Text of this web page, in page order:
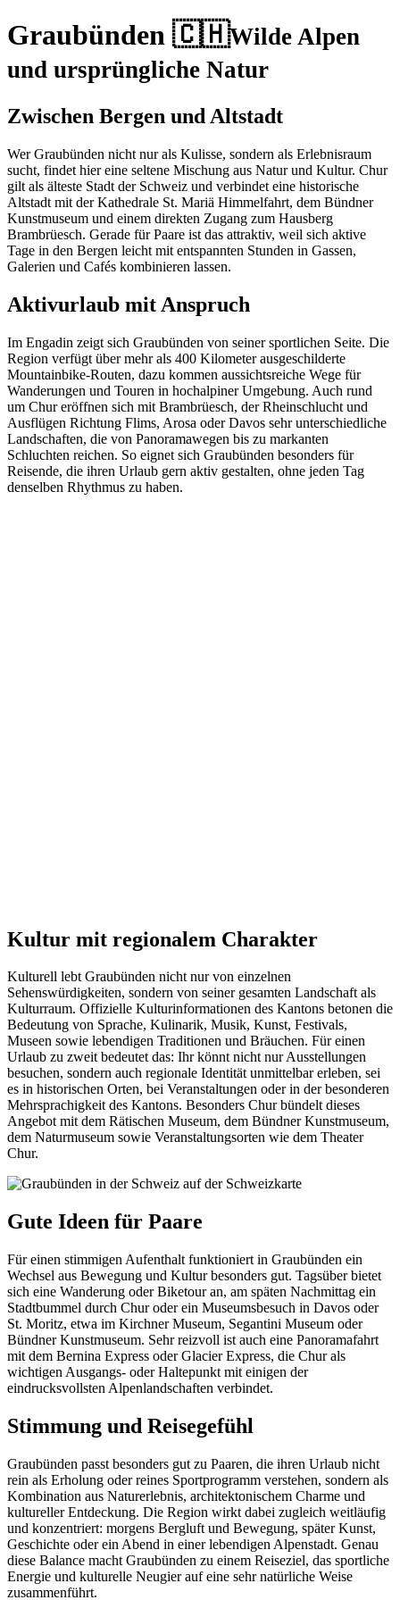
Graubünden 🇨🇭Wilde Alpen
und ursprüngliche Natur
Zwischen Bergen und Altstadt
Wer Graubünden nicht nur als Kulisse, sondern als Erlebnisraum
sucht, findet hier eine seltene Mischung aus Natur und Kultur. Chur
gilt als älteste Stadt der Schweiz und verbindet eine historische
Altstadt mit der Kathedrale St. Mariä Himmelfahrt, dem Bündner
Kunstmuseum und einem direkten Zugang zum Hausberg
Brambrüesch. Gerade für Paare ist das attraktiv, weil sich aktive
Tage in den Bergen leicht mit entspannten Stunden in Gassen,
Galerien und Cafés kombinieren lassen.
Aktivurlaub mit Anspruch
Im Engadin zeigt sich Graubünden von seiner sportlichen Seite. Die
Region verfügt über mehr als 400 Kilometer ausgeschilderte
Mountainbike-Routen, dazu kommen aussichtsreiche Wege für
Wanderungen und Touren in hochalpiner Umgebung. Auch rund
um Chur eröffnen sich mit Brambrüesch, der Rheinschlucht und
Ausflügen Richtung Flims, Arosa oder Davos sehr unterschiedliche
Landschaften, die von Panoramawegen bis zu markanten
Schluchten reichen. So eignet sich Graubünden besonders für
Reisende, die ihren Urlaub gern aktiv gestalten, ohne jeden Tag
denselben Rhythmus zu haben.
Kultur mit regionalem Charakter
Kulturell lebt Graubünden nicht nur von einzelnen
Sehenswürdigkeiten, sondern von seiner gesamten Landschaft als
Kulturraum. Offizielle Kulturinformationen des Kantons betonen die
Bedeutung von Sprache, Kulinarik, Musik, Kunst, Festivals,
Museen sowie lebendigen Traditionen und Bräuchen. Für einen
Urlaub zu zweit bedeutet das: Ihr könnt nicht nur Ausstellungen
besuchen, sondern auch regionale Identität unmittelbar erleben, sei
es in historischen Orten, bei Veranstaltungen oder in der besonderen
Mehrsprachigkeit des Kantons. Besonders Chur bündelt dieses
Angebot mit dem Rätischen Museum, dem Bündner Kunstmuseum,
dem Naturmuseum sowie Veranstaltungsorten wie dem Theater
Chur.
Gute Ideen für Paare
Für einen stimmigen Aufenthalt funktioniert in Graubünden ein
Wechsel aus Bewegung und Kultur besonders gut. Tagsüber bietet
sich eine Wanderung oder Biketour an, am späten Nachmittag ein
Stadtbummel durch Chur oder ein Museumsbesuch in Davos oder
St. Moritz, etwa im Kirchner Museum, Segantini Museum oder
Bündner Kunstmuseum. Sehr reizvoll ist auch eine Panoramafahrt
mit dem Bernina Express oder Glacier Express, die Chur als
wichtigen Ausgangs- oder Haltepunkt mit einigen der
eindrucksvollsten Alpenlandschaften verbindet.
Stimmung und Reisegefühl
Graubünden passt besonders gut zu Paaren, die ihren Urlaub nicht
rein als Erholung oder reines Sportprogramm verstehen, sondern als
Kombination aus Naturerlebnis, architektonischem Charme und
kultureller Entdeckung. Die Region wirkt dabei zugleich weitläufig
und konzentriert: morgens Bergluft und Bewegung, später Kunst,
Geschichte oder ein Abend in einer lebendigen Alpenstadt. Genau
diese Balance macht Graubünden zu einem Reiseziel, das sportliche
Energie und kulturelle Neugier auf eine sehr natürliche Weise
zusammenführt.